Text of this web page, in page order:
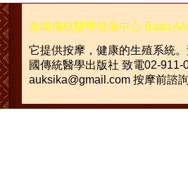
泰國傳統醫學發展中心 Baan
它提供按摩，健康的生殖系統。
國傳統醫學出版社 致電02-911-
auksika@gmail.com 按摩前諮